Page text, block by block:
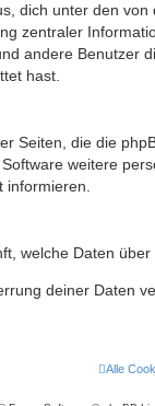
dich unter den
zentraler
andere Benutzer
hast.
Seiten, die die
weitere
welche Daten
deiner Daten
Alle